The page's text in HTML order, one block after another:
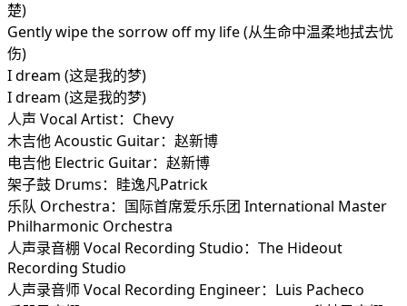
楚)
Gently wipe the sorrow off my life (从生命中温柔地拭去忧
伤)
I dream (这是我的梦)
I dream (这是我的梦)
人声 Vocal Artist：Chevy
木吉他 Acoustic Guitar：赵新博
电吉他 Electric Guitar：赵新博
架子鼓 Drums：眭逸凡Patrick
乐队 Orchestra：国际首席爱乐乐团 International Master
Philharmonic Orchestra
人声录音棚 Vocal Recording Studio：The Hideout
Recording Studio
人声录音师 Vocal Recording Engineer：Luis Pacheco